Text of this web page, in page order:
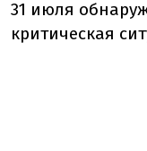
31 июля
критическая